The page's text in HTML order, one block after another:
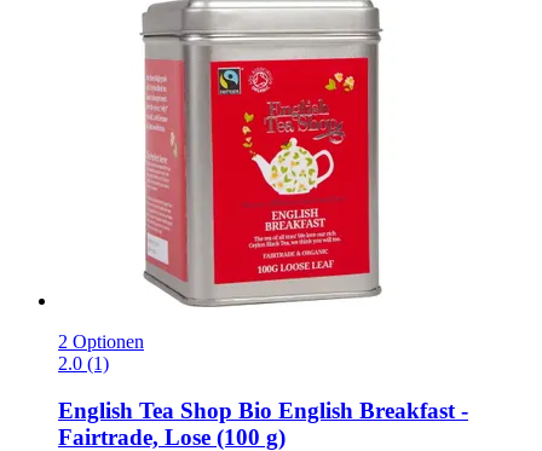
2 Optionen
2.0 (1)
English Tea Shop Bio English Breakfast -​
Fairtrade, Lose (100 g)